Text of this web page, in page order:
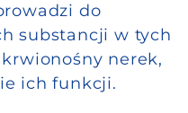
do
substancji w tych
nerek,
ich funkcji.